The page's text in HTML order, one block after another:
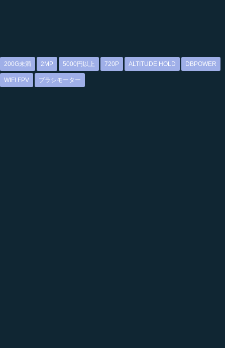
200G未満 2MP 5000円以上 720P ALTITUDE HOLD DBPOWER
WIFI FPV ブラシモーター